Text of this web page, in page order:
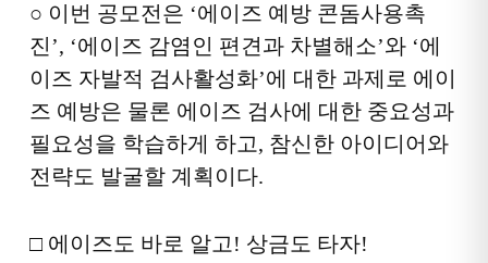
○ 이 번 공모전은 ‘에이즈 예방 콘돔사용촉
진’, ‘에이즈 감염인 편견과 차별해소’와 ‘에
이즈 자발적 검사활성화’에 대한 과제로 에이
즈 예방은 물론 에이즈 검사에 대한 중요성과
필요성을 학습하게 하고, 참신한 아이디어와
전략도 발굴할 계획이다.
□ 에이즈도 바로 알고! 상금도 타자!